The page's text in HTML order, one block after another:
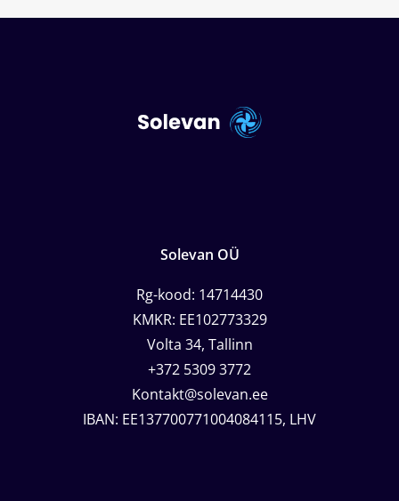
Solevan OÜ
Rg-kood: 14714430
KMKR: EE102773329
Volta 34, Tallinn
+372 5309 3772
Kontakt@solevan.ee
IBAN: EE137700771004084115, LHV